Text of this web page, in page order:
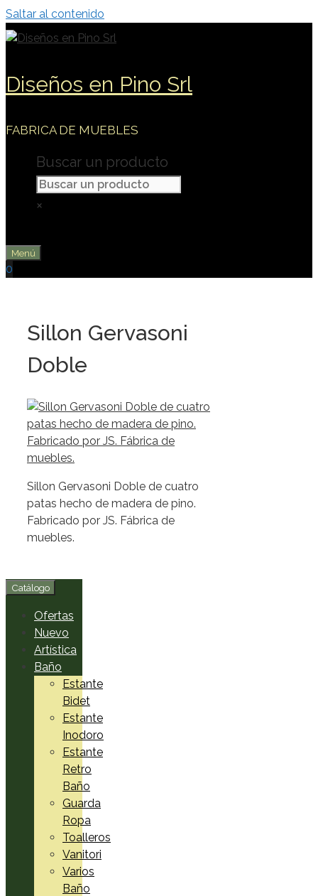
Saltar al contenido
Diseños en Pino Srl
FABRICA DE MUEBLES
Buscar un producto
×
Menú
0
Sillon Gervasoni
Doble
Sillon Gervasoni Doble de cuatro
patas hecho de madera de pino.
Fabricado por JS. Fábrica de
muebles.
Catálogo
Ofertas
Nuevo
Artística
Baño
Estante
Bidet
Estante
Inodoro
Estante
Retro
Baño
Guarda
Ropa
Toalleros
Vanitori
Varios
Baño